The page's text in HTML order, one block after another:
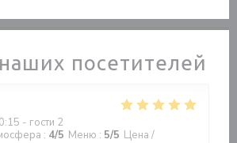
посетителей
- гости 2
: 4/5 Меню : 5/5 Цена /